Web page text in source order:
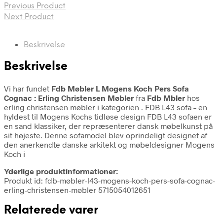
Previous Product
Next Product
Beskrivelse
Beskrivelse
Vi har fundet Fdb Møbler L Mogens Koch Pers Sofa
Cognac : Erling Christensen Møbler fra Fdb Mbler hos
erling christensen møbler i kategorien . FDB L43 sofa – en
hyldest til Mogens Kochs tidløse design FDB L43 sofaen er
en sand klassiker, der repræsenterer dansk møbelkunst på
sit højeste. Denne sofamodel blev oprindeligt designet af
den anerkendte danske arkitekt og møbeldesigner Mogens
Koch i
Yderlige produktinformationer:
Produkt id: fdb-møbler-l43-mogens-koch-pers-sofa-cognac-
erling-christensen-møbler 5715054012651
Relaterede varer